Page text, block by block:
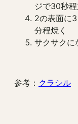
ジで30秒
2の表面に
分程焼く
サクサクに
参考： クラシル